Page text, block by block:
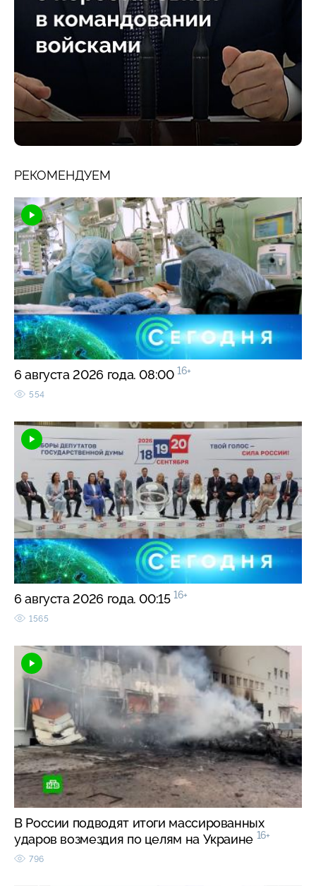
РЕКОМЕНДУЕМ
6 августа 2026 года. 08:00 16+
554
6 августа 2026 года. 00:15 16+
1565
В России подводят итоги массированных
ударов возмездия по целям на Украине 16+
796